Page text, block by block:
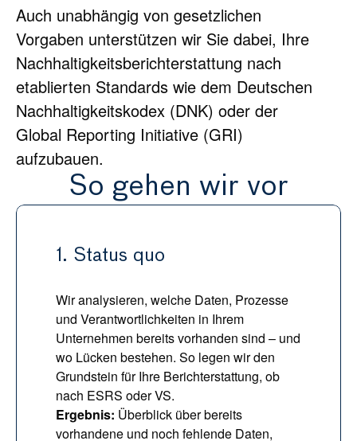
Auch unabhängig von gesetzlichen
Vorgaben unterstützen wir Sie dabei, Ihre
Nachhaltigkeitsberichterstattung nach
etablierten Standards wie dem Deutschen
Nachhaltigkeitskodex (DNK) oder der
Global Reporting Initiative (GRI)
aufzubauen.
So gehen wir vor
1. Status quo
Wir analysieren, welche Daten, Prozesse
und Verantwortlichkeiten in Ihrem
Unternehmen bereits vorhanden sind – und
wo Lücken bestehen. So legen wir den
Grundstein für Ihre Berichterstattung, ob
nach ESRS oder VS.
Ergebnis: Überblick über bereits
vorhandene und noch fehlende Daten,